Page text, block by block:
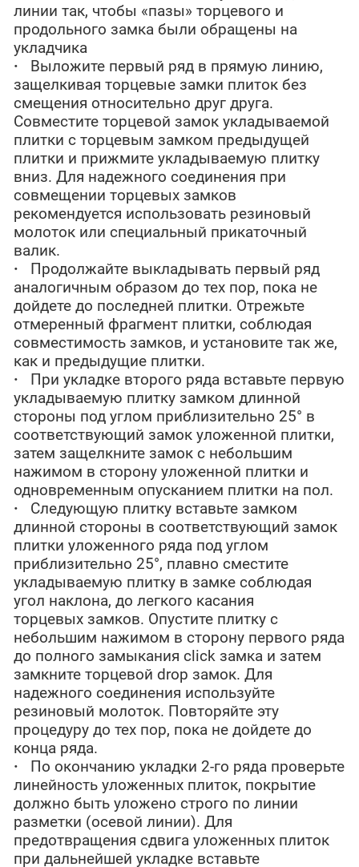
линии так, чтобы «пазы» торцевого и
продольного замка были обращены на
укладчика
· Выложите первый ряд в прямую линию,
защелкивая торцевые замки плиток без
смещения относительно друг друга.
Совместите торцевой замок укладываемой
плитки с торцевым замком предыдущей
плитки и прижмите укладываемую плитку
вниз. Для надежного соединения при
совмещении торцевых замков
рекомендуется использовать резиновый
молоток или специальный прикаточный
валик.
· Продолжайте выкладывать первый ряд
аналогичным образом до тех пор, пока не
дойдете до последней плитки. Отрежьте
отмеренный фрагмент плитки, соблюдая
совместимость замков, и установите так же,
как и предыдущие плитки.
· При укладке второго ряда вставьте первую
укладываемую плитку замком длинной
стороны под углом приблизительно 25° в
соответствующий замок уложенной плитки,
затем защелкните замок с небольшим
нажимом в сторону уложенной плитки и
одновременным опусканием плитки на пол.
· Следующую плитку вставьте замком
длинной стороны в соответствующий замок
плитки уложенного ряда под углом
приблизительно 25°, плавно сместите
укладываемую плитку в замке соблюдая
угол наклона, до легкого касания
торцевых замков. Опустите плитку с
небольшим нажимом в сторону первого ряда
до полного замыкания click замка и затем
замкните торцевой drop замок. Для
надежного соединения используйте
резиновый молоток. Повторяйте эту
процедуру до тех пор, пока не дойдете до
конца ряда.
· По окончанию укладки 2-го ряда проверьте
линейность уложенных плиток, покрытие
должно быть уложено строго по линии
разметки (осевой линии). Для
предотвращения сдвига уложенных плиток
при дальнейшей укладке вставьте